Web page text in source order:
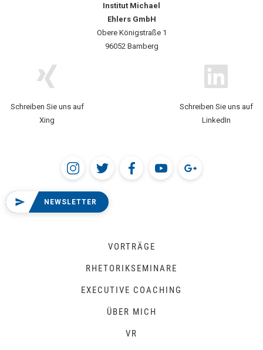
Institut Michael
Ehlers GmbH
Obere Königstraße 1
96052 Bamberg
Schreiben Sie uns auf
Xing
Schreiben Sie uns auf
LinkedIn
NEWSLETTER
VORTRÄGE
RHETORIKSEMINARE
EXECUTIVE COACHING
ÜBER MICH
VR